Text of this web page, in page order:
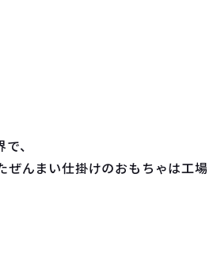
、
ぜんまい仕掛けのおもちゃは工場